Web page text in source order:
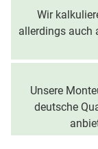
Wir
allerdings auch
Unsere
deutsche